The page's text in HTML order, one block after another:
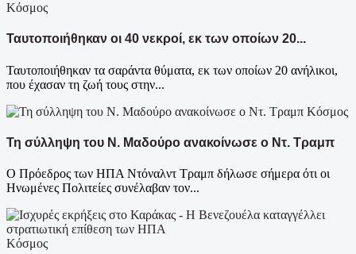
Κόσμος
Ταυτοποιήθηκαν οι 40 νεκροί, εκ των οποίων 20...
Ταυτοποιήθηκαν τα σαράντα θύματα, εκ των οποίων 20 ανήλικοι,
που έχασαν τη ζωή τους στην...
Κόσμος
Τη σύλληψη του Ν. Μαδούρο ανακοίνωσε ο Ντ. Τραμπ
Ο Πρόεδρος των ΗΠΑ Ντόναλντ Τραμπ δήλωσε σήμερα ότι οι
Ηνωμένες Πολιτείες συνέλαβαν τον...
Κόσμος